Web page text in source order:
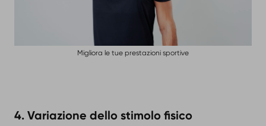
Migliora le tue prestazioni sportive
4. Variazione dello stimolo fisico